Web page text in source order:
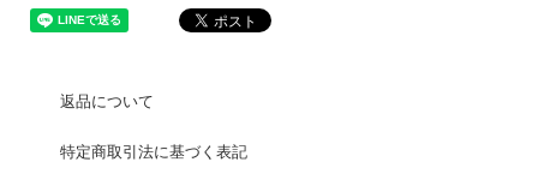
返品について
特定商取引法に基づく表記